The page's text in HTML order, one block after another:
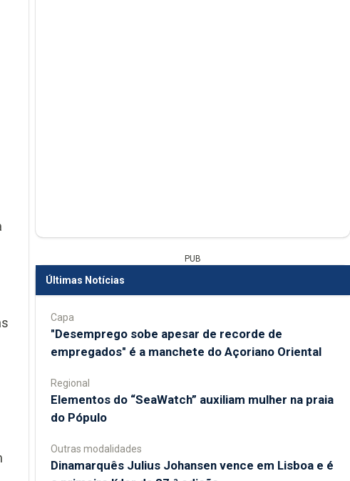
PUB
Últimas Notícias
Capa
"Desemprego sobe apesar de recorde de
empregados" é a manchete do Açoriano Oriental
Regional
​Elementos do “SeaWatch” auxiliam mulher na praia
do Pópulo
Outras modalidades
Dinamarquês Julius Johansen vence em Lisboa e é